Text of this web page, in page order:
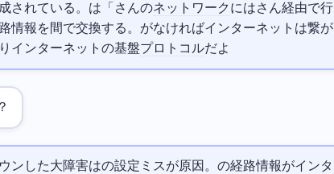
されている。BGPは「Aさんのネットワーク にはBさん経由で行
報をAS間で交換する。BGPがなければインターネットは繋が
インターネットの基盤プロトコルだよ
WhatsAppが約6時間ダウンした大障害はBGPの設定ミスが原因。Facebookの経路情報がインタ